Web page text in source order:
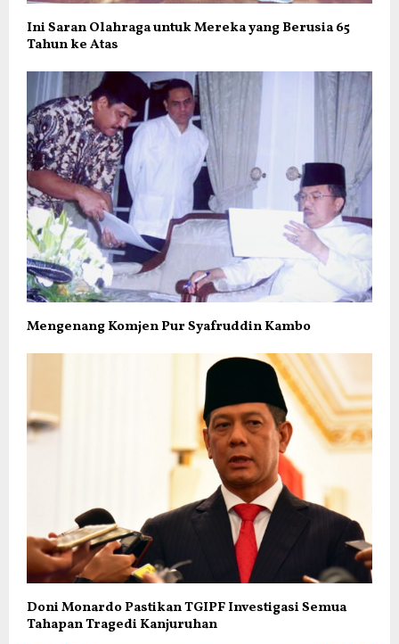
Ini Saran Olahraga untuk Mereka yang Berusia 65
Tahun ke Atas
Mengenang Komjen Pur Syafruddin Kambo
Doni Monardo Pastikan TGIPF Investigasi Semua
Tahapan Tragedi Kanjuruhan